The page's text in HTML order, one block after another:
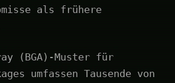
als frühere
(BGA)-Muster für
umfassen Tausende von